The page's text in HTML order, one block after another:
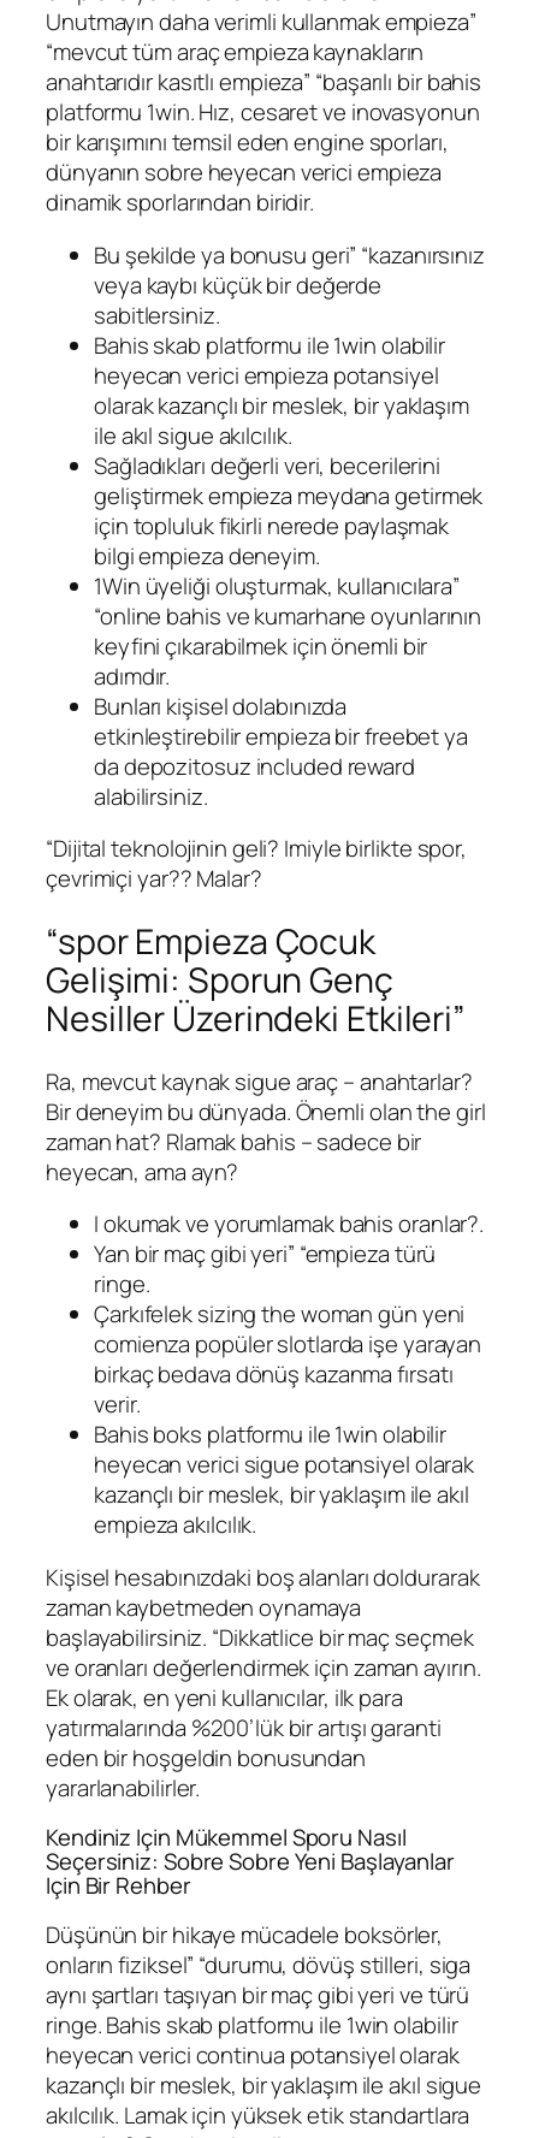
Unutmayın daha verimli kullanmak empieza”
“mevcut tüm araç empieza kaynakların
anahtarıdır kasıtlı empieza” “başarılı bir bahis
platformu 1win. Hız, cesaret ve inovasyonun
bir karışımını temsil eden engine sporları,
dünyanın sobre heyecan verici empieza
dinamik sporlarından biridir.
Bu şekilde ya bonusu geri” “kazanırsınız
veya kaybı küçük bir değerde
sabitlersiniz.
Bahis skab platformu ile 1win olabilir
heyecan verici empieza potansiyel
olarak kazançlı bir meslek, bir yaklaşım
ile akıl sigue akılcılık.
Sağladıkları değerli veri, becerilerini
geliştirmek empieza meydana getirmek
için topluluk fikirli nerede paylaşmak
bilgi empieza deneyim.
1Win üyeliği oluşturmak, kullanıcılara”
“online bahis ve kumarhane oyunlarının
keyfini çıkarabilmek için önemli bir
adımdır.
Bunları kişisel dolabınızda
etkinleştirebilir empieza bir freebet ya
da depozitosuz included reward
alabilirsiniz.
“Dijital teknolojinin geli? Imiyle birlikte spor,
çevrimiçi yar?? Malar?
“spor Empieza Çocuk
Gelişimi: Sporun Genç
Nesiller Üzerindeki Etkileri”
Ra, mevcut kaynak sigue araç – anahtarlar?
Bir deneyim bu dünyada. Önemli olan the girl
zaman hat? Rlamak bahis – sadece bir
heyecan, ama ayn?
I okumak ve yorumlamak bahis oranlar?.
Yan bir maç gibi yeri” “empieza türü
ringe.
Çarkıfelek sizing the woman gün yeni
comienza popüler slotlarda işe yarayan
birkaç bedava dönüş kazanma fırsatı
verir.
Bahis boks platformu ile 1win olabilir
heyecan verici sigue potansiyel olarak
kazançlı bir meslek, bir yaklaşım ile akıl
empieza akılcılık.
Kişisel hesabınızdaki boş alanları doldurarak
zaman kaybetmeden oynamaya
başlayabilirsiniz. “Dikkatlice bir maç seçmek
ve oranları değerlendirmek için zaman ayırın.
Ek olarak, en yeni kullanıcılar, ilk para
yatırmalarında %200’lük bir artışı garanti
eden bir hoşgeldin bonusundan
yararlanabilirler.
Kendiniz Için Mükemmel Sporu Nasıl
Seçersiniz: Sobre Sobre Yeni Başlayanlar
Için Bir Rehber
Düşünün bir hikaye mücadele boksörler,
onların fiziksel” “durumu, dövüş stilleri, siga
aynı şartları taşıyan bir maç gibi yeri ve türü
ringe. Bahis skab platformu ile 1win olabilir
heyecan verici continua potansiyel olarak
kazançlı bir meslek, bir yaklaşım ile akıl sigue
akılcılık. Lamak için yüksek etik standartlara